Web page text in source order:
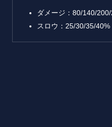
ダメージ：80/140/
スロウ：25/30/35/